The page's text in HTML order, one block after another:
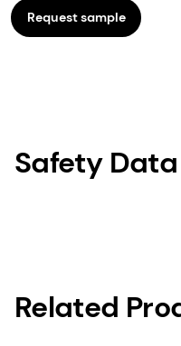
Request sample
Safety Data
Related